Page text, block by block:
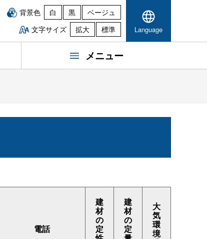
背景色 白 黒
ベージュ
文字サイズ
拡大 標準 Language
メニュー
電話
建
材
の
定
建
材
の
定
大
気
環
境